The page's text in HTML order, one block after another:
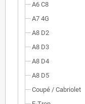
A6 C8
A7 4G
A8 D2
A8 D3
A8 D4
A8 D5
Coupé / Cabriolet